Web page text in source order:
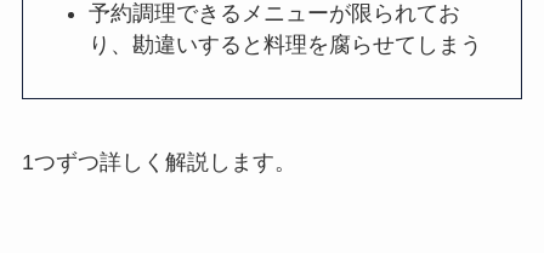
予約調理できるメニューが限られてお
り、勘違いすると料理を腐らせてしまう
1つずつ詳しく解説します。